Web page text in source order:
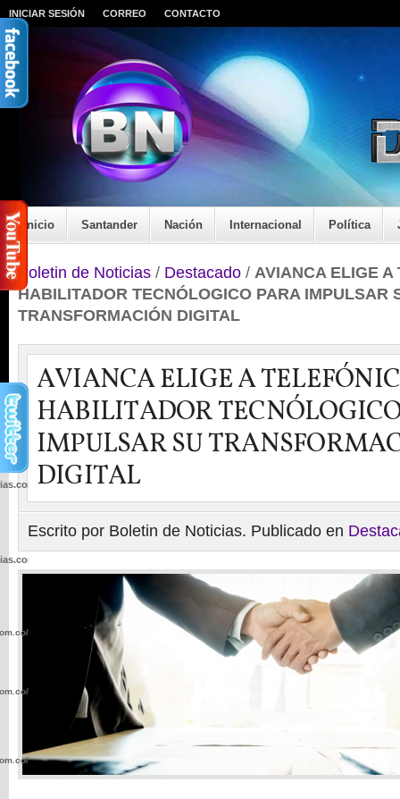
INICIAR SESIÓN CORREO CONTACTO
Inicio Santander Nación Internacional Política
Boletin de Noticias / Destacado / AVIANCA ELIGE A
HABILITADOR TECNÓLOGICO PARA IMPULSAR
TRANSFORMACIÓN DIGITAL
AVIANCA ELIGE A
HABILITADOR
IMPULSAR SU
DIGITAL
Escrito por Boletin de Noticias. Publicado en
wp-
wp-
wp-
wp-
wp-